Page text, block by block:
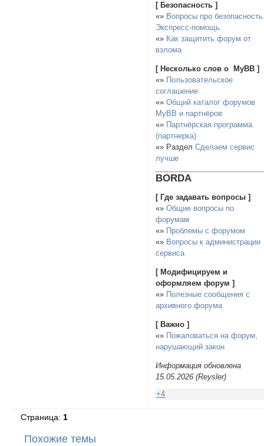
[ Безопасность ]
«» Вопросы про
Экспресс-помощь.
«» Как защитить форум от
взлома
[ Несколько слов о MyBB ]
«» Пользовательское
соглашение
«»Общий каталог форумов
MyBB и партнёров
«» Партнёрская программа
(партнерка)
«» РазделСделаем сервис
лучше
BORDA
[ Где задавать вопросы ]
«»Общие вопросы по
форумам
«» Проблемы с форумом
«» Вопросы к администрации
сервиса
[ Модифицируем и
оформляем форум ]
«» Полезные сообщения с
архивного форума
[ Важно ]
«» Пожаловаться на форум,
нарушающий закон
Информация обновлена
15.05.2026 (Reysler)
+4
Страница: 1
Похожие темы